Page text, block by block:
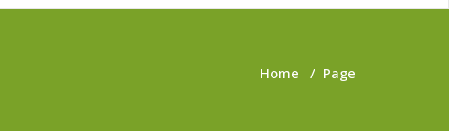
Home / Page